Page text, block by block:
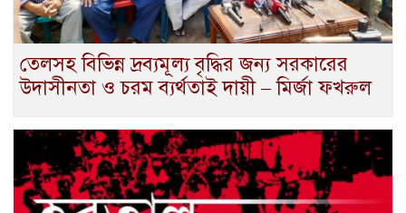
তেলসহ বিভিন্ন দ্রব্যমূল্য বৃদ্ধির জন্য সরকারের
উদাসীনতা ও চরম ব্যর্থতাই দায়ী – মির্জা ফখরুল